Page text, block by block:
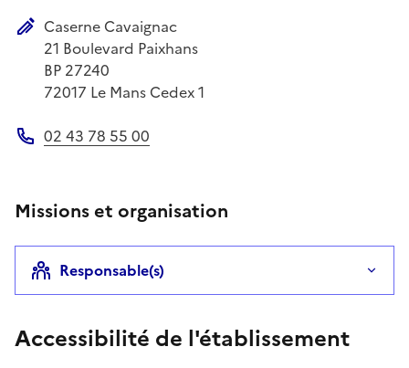
Adresse postale
Caserne Cavaignac
21 Boulevard Paixhans
BP 27240
72017 Le Mans Cedex 1
02 43 78 55 00
Missions et organisation
Responsable(s)
Accessibilité de l'établissement